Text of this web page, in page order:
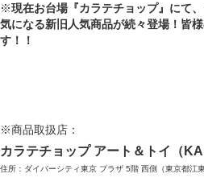
※現在お台場『カラテチョップ』にて
気になる新旧人気商品が続々登場！皆
す！！
※商品取扱店：
カラテチョップ アート＆トイ（
住所：ダイバーシティ東京 プラザ 5階 西側（東京都江